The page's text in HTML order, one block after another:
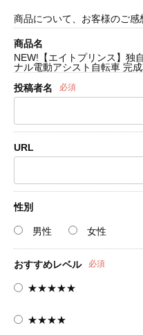
商品について、お客様のご感
商品名
NEW!【エイトプリンス】
ナル電動アシスト自転車 完
投稿者名
必須
URL
性別
男性 女性
おすすめレベル 必須
★★★★★
★★★★